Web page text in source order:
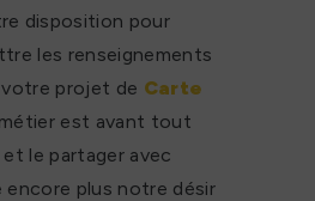
disposition pour
les renseignements
votre projet de Carte
est avant tout
le partager avec
plus notre désir